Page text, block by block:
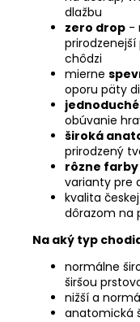
dlažbu
zero drop -
chôdzi
mierne
oporu päty
obúvanie
široká
prirodzený
rôzne
varianty pre
kvalita
dôrazom na
Na aký typ
normálne
širšou
nižší a
anatomická